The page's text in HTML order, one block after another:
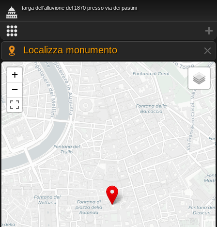
targa dell'alluvione del 1870 presso via dei pastini
Localizza monumento
+
−